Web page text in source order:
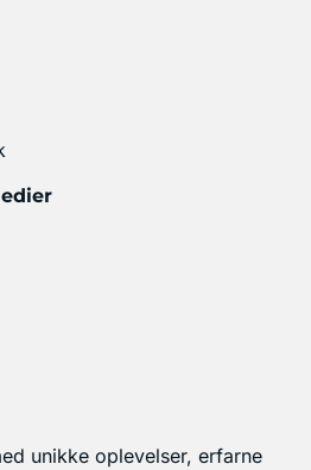
unikke oplevelser, erfarne